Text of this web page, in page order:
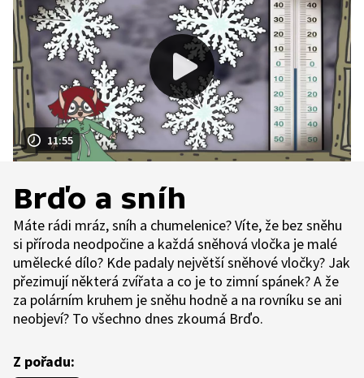
11:55
Brďo a sníh
Máte rádi mráz, sníh a chumelenice? Víte, že bez sněhu
si příroda neodpočine a každá sněhová vločka je malé
umělecké dílo? Kde padaly největší sněhové vločky? Jak
přezimují některá zvířata a co je to zimní spánek? A že
za polárním kruhem je sněhu hodně a na rovníku se ani
neobjeví? To všechno dnes zkoumá Brďo.
Z pořadu: